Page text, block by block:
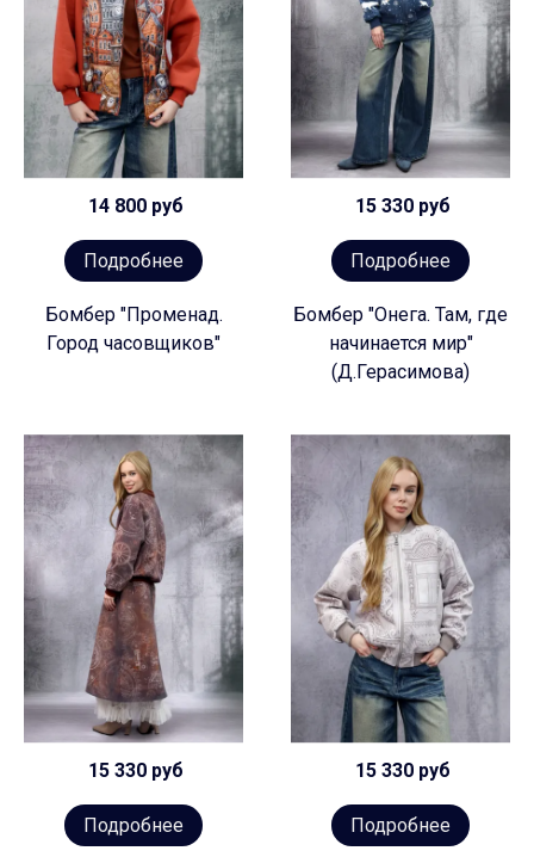
14 800 руб
Подробнее
Бомбер "Променад.
Город часовщиков"
15 330 руб
Подробнее
Бомбер "Онега. Там, где
начинается мир"
(Д.Герасимова)
15 330 руб
Подробнее
15 330 руб
Подробнее